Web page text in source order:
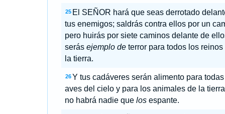
25 El SEÑOR hará que seas derrotado
tus enemigos; saldrás contra ellos por un
pero huirás por siete caminos delante de
serás ejemplo deterror para todos los reinos
la tierra.
26 Y tus cadáveres serán alimento para
aves del cielo y para los animales de la
no habrá nadie que losespante.